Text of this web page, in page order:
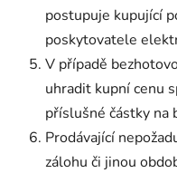
postupuje kupující
poskytovatele
V případě
uhradit kupní cenu
příslušné částky na
Prodávající
zálohu či jinou